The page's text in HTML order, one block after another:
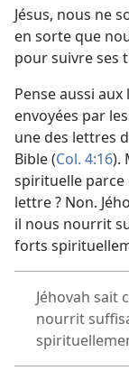
Jésus, nous ne
en sorte que
pour suivre ses
Pense aussi
envoyées par
une des lettres
Bible (Col. 4:16).
spirituelle parce
lettre ? Non.
il nous nourrit
forts
Jéhovah sait
nourrit